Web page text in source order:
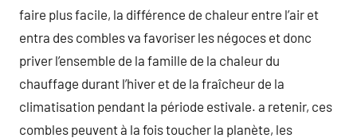
faire plus facile, la différence de chaleur entre l’air et
entra des combles va favoriser les négoces et donc
priver l’ensemble de la famille de la chaleur du
chauffage durant l’hiver et de la fraîcheur de la
climatisation pendant la période estivale. a retenir, ces
combles peuvent à la fois toucher la planète, les